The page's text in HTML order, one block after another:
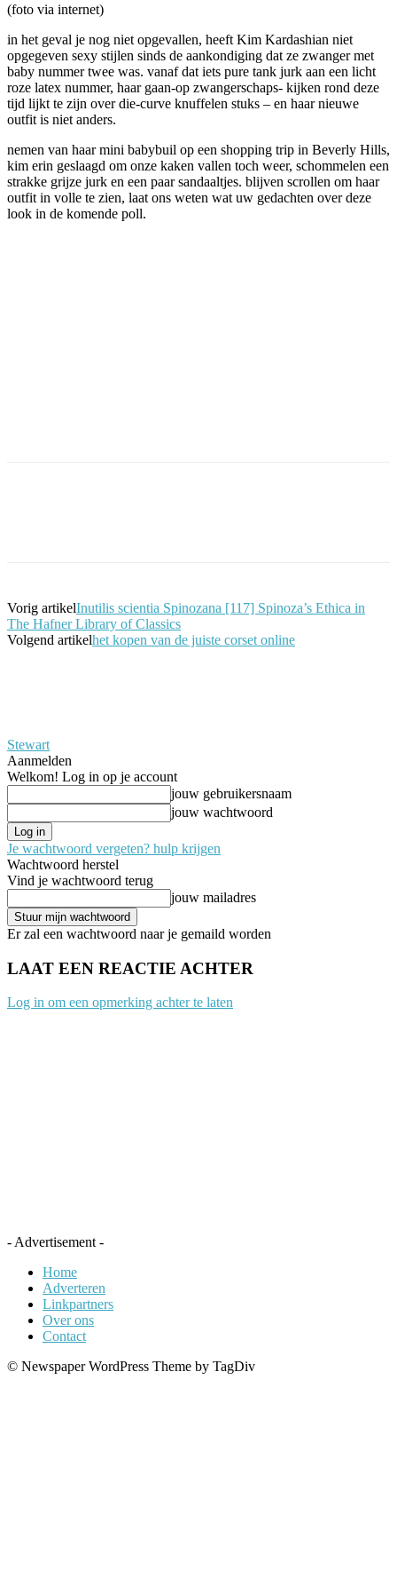
(foto via internet)
in het geval je nog niet opgevallen, heeft Kim Kardashian niet
opgegeven sexy stijlen sinds de aankondiging dat ze zwanger met
baby nummer twee was. vanaf dat iets pure tank jurk aan een licht
roze latex nummer, haar gaan-op zwangerschaps- kijken rond deze
tijd lijkt te zijn over die-curve knuffelen stuks – en haar nieuwe
outfit is niet anders.
nemen van haar mini babybuil op een shopping trip in Beverly Hills,
kim erin geslaagd om onze kaken vallen toch weer, schommelen een
strakke grijze jurk en een paar sandaaltjes. blijven scrollen om haar
outfit in volle te zien, laat ons weten wat uw gedachten over deze
look in de komende poll.
Vorig artikelInutilis scientia Spinozana [117] Spinoza’s Ethica in
The Hafner Library of Classics
Volgend artikelhet kopen van de juiste corset online
Stewart
Aanmelden
Welkom! Log in op je account
jouw gebruikersnaam
jouw wachtwoord
Je wachtwoord vergeten? hulp krijgen
Wachtwoord herstel
Vind je wachtwoord terug
jouw mailadres
Er zal een wachtwoord naar je gemaild worden
LAAT EEN REACTIE ACHTER
Log in om een opmerking achter te laten
- Advertisement -
Home
Adverteren
Linkpartners
Over ons
Contact
© Newspaper WordPress Theme by TagDiv